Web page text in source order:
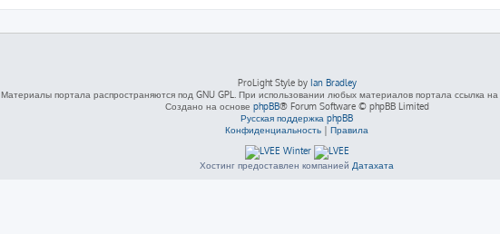
ProLight Style by Ian Bradley
Материалы портала распространяются под GNU GPL. При использовании любых материалов портала ссылка на
Создано на основе phpBB® Forum Software © phpBB Limited
Русская поддержка phpBB
Конфиденциальность | Правила
Хостинг предоставлен компанией Датахата